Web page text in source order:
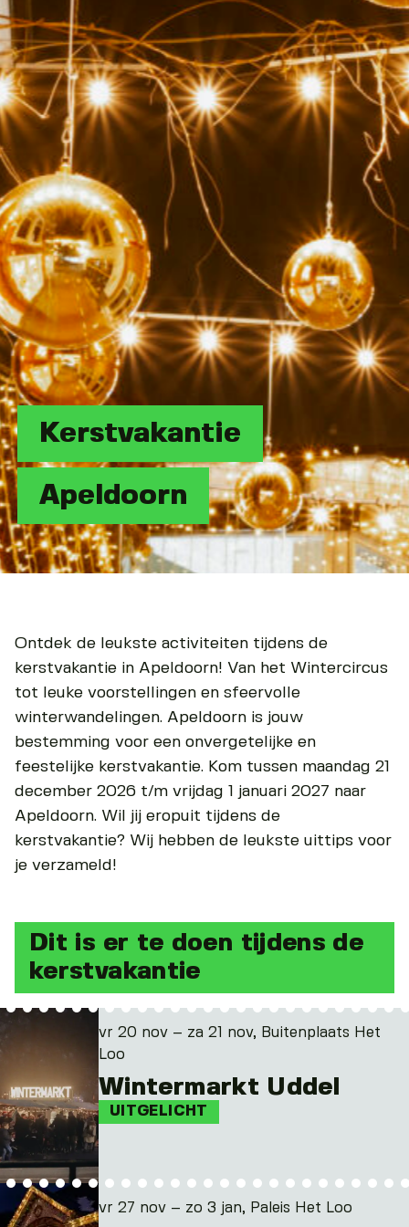
Kerstvakantie
Apeldoorn
Ontdek de leukste activiteiten tijdens de
kerstvakantie in Apeldoorn! Van het Wintercircus
tot leuke voorstellingen en sfeervolle
winterwandelingen. Apeldoorn is jouw
bestemming voor een onvergetelijke en
feestelijke kerstvakantie. Kom tussen maandag 21
december 2026 t/m vrijdag 1 januari 2027 naar
Apeldoorn. Wil jij eropuit tijdens de
kerstvakantie? Wij hebben de leukste uittips voor
je verzameld!
Dit is er te doen tijdens de
kerstvakantie
vr 20 nov – za 21 nov, Buitenplaats Het
Loo
Wintermarkt Uddel
UITGELICHT
vr 27 nov – zo 3 jan, Paleis Het Loo